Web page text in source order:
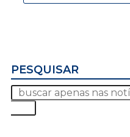
PESQUISAR